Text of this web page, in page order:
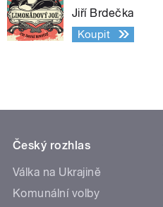
Jiří Brdečka
Koupit
Český rozhlas
Válka na Ukrajině
Komunální volby